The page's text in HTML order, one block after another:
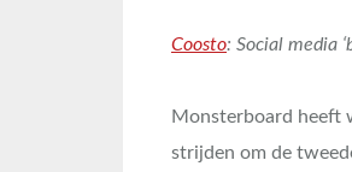
Coosto: Social media
Monsterboard heeft
strijden om de